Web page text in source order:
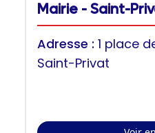
Mairie - Saint-
Adresse : 1 place
Saint-Privat